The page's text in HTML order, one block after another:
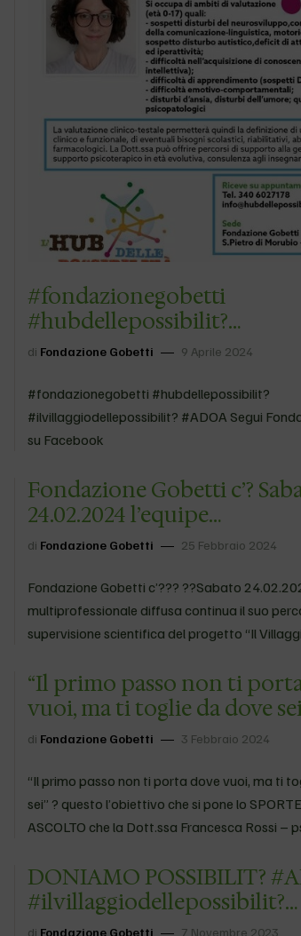
#fondazionegobetti
#hubdellepossibilit?
di Fondazione Gobetti 9 Aprile 2024
#fondazionegobetti #hubdellepossibilit?
#ilvillaggiodellepossibilit? #ADOA Segui
su Facebook
Fondazione Gobetti c’? Sabato
24.02.2024 l’equipe
multiprofessionale diffusa
scientifica del progetto “Il
di Fondazione Gobetti 25 Febbraio 2024
Fondazione Gobetti c’??? ??Sabato
multiprofessionale diffusa continua il suo
supervisione scientifica del progetto “Il
bene comune e farlo bene, con
e…
“Il primo passo non ti
vuoi, ma ti toglie da dove sei”
questo l’obiettivo che si
Dott.ssa Francesca…
di Fondazione Gobetti 3 Febbraio 2024
“Il primo passo non ti porta dove vuoi, ma ti
sei” ? questo l’obiettivo che si pone lo
ASCOLTO che la Dott.ssa Francesca Rossi –
DONIAMO POSSIBILIT? #ADOA
#ilvillaggiodellepossibilit?
#fondazionegobetti
di Fondazione Gobetti 7 Novembre 2023